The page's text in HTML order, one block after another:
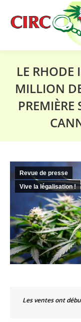
LE RHODE
MILLION
PREMIÈRE
Revue de presse
Vive la légalisation !
Les ventes ont